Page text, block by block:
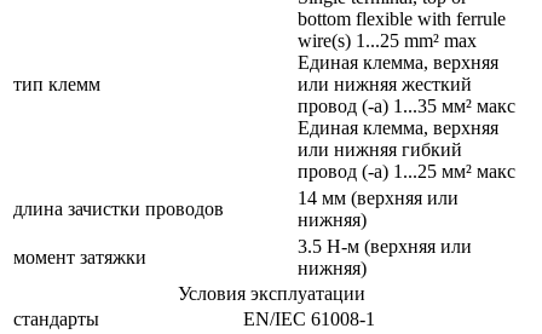
тип клемм
bottom flexible with ferrule
wire(s) 1...25 mm² max
Единая клемма, верхняя
или нижняя жесткий
провод (-а) 1...35 мм² макс
Единая клемма, верхняя
или нижняя гибкий
провод (-а) 1...25 мм² макс
длина зачистки проводов
14 мм (верхняя или
нижняя)
момент затяжки
3.5 Н-м (верхняя или
нижняя)
Условия эксплуатации
стандарты
EN/IEC 61008-1